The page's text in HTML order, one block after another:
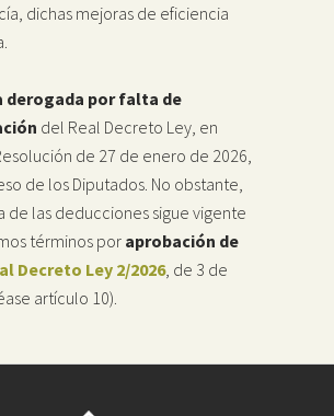
dichas mejoras de eficiencia
derogada por falta de
del Real Decreto Ley, en
de 27 de enero de 2026,
de los Diputados. No obstante,
de las deducciones sigue vigente
términos por aprobación de
Decreto Ley 2/2026, de 3 de
artículo 10).